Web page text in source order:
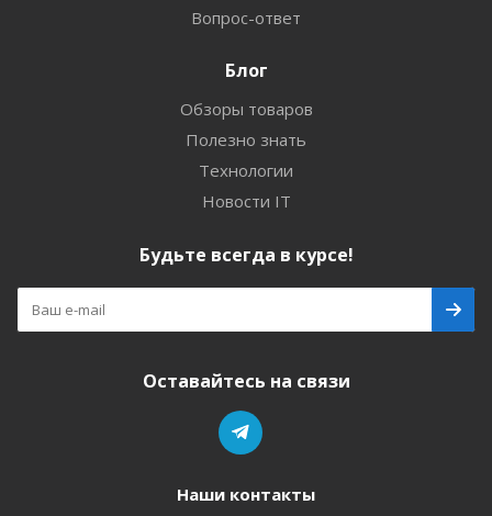
Вопрос-ответ
Блог
Обзоры товаров
Полезно знать
Технологии
Новости IT
Будьте всегда в курсе!
Оставайтесь на связи
Наши контакты